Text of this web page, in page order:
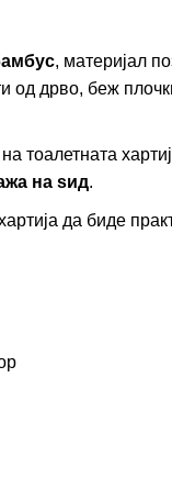
, материјал
од дрво, беж
тоалетната
на ѕид.
да биде